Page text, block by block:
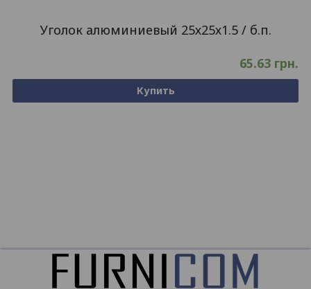
Уголок алюминиевый 25х25х1.5 / б.п.
65.63 грн.
Купить